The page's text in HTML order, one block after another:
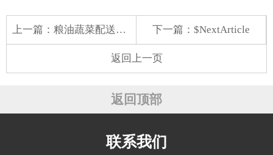
上一篇： 粮油蔬菜配送网电话号码 下一篇：$NextArticle
返回上一页
返回顶部
联系我们